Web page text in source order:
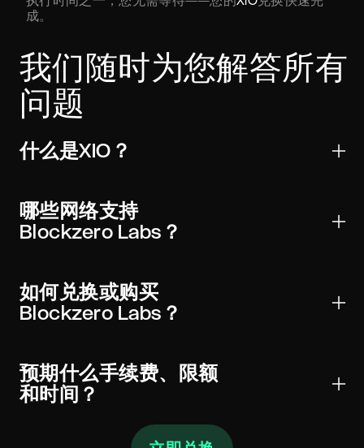
成。
我们随时为您解答所有
问题
什么是XIO？
资产。它受到主要钱包和交易所的广泛支持，可以全球
发送并进行链上验证。
哪些网络支持
Blockzero Labs？
件中选择正确的网络（以及适用的合约）以避免资金损
失。
如何兑换或购买
Blockzero Labs？
充值发送至显示的地址。经过所需确认后，Blockzero
Labs将发送至您的钱包。
预期什么手续费、限额
和时间？
报价在发送前显示执行汇率、链上网络手续费和任何服